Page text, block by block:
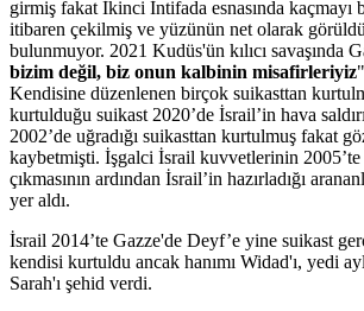
girmiş fakat İkinci İntifada esnasında kaçmayı
itibaren çekilmiş ve yüzünün net olarak
bulunmuyor. 2021 Kudüs'ün kılıcı savaşında
bizim değil, biz onun kalbinin misafirleriyiz
Kendisine düzenlenen birçok suikasttan
kurtulduğu suikast 2020’de İsrail’in hava
2002’de uğradığı suikasttan kurtulmuş fakat
kaybetmişti. İşgalci İsrail kuvvetlerinin 2005’te
çıkmasının ardından İsrail’in hazırladığı
yer aldı.
İsrail 2014’te Gazze'de Deyf’e yine suikast
kendisi kurtuldu ancak hanımı Widad'ı, yedi
Sarah'ı şehid verdi.